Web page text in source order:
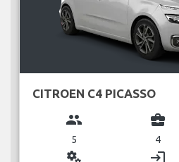
CITROEN C4 PICASSO
group
5
business_center
4
miscellaneous_services login